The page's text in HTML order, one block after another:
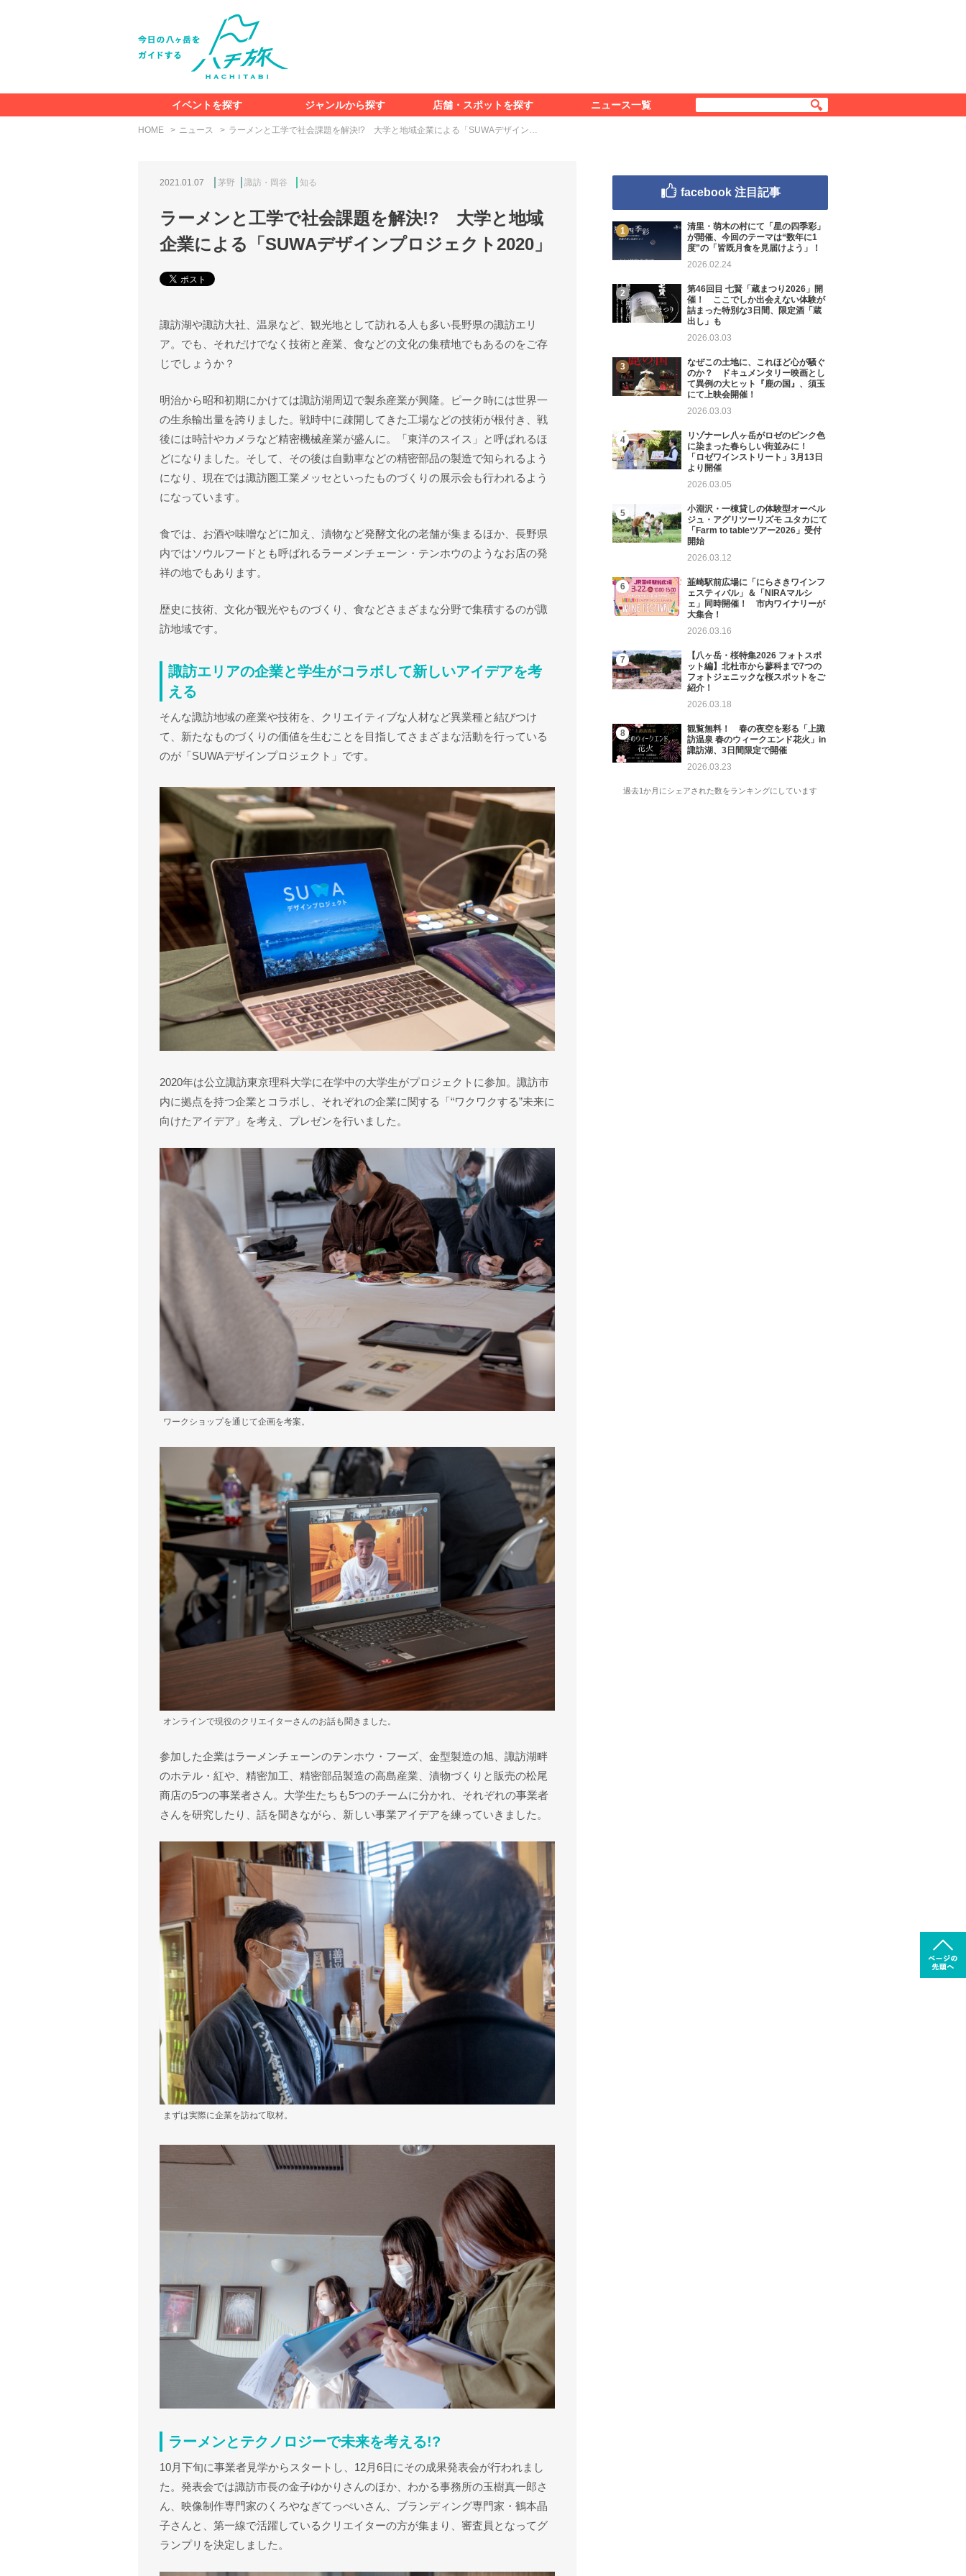
イベントを探す
ジャンルから探す
食べる
見る
知る
遊ぶ
特集＆レポート
店舗・スポットを探す ニュース一覧
HOME ニュース ラーメンと工学で社会課題を解決!? 大学と地域企業による「SUWAデザイン…
2021.01.07 茅野 諏訪・岡谷 知る
ラーメンと工学で社会課題を解決!? 大学と地域
企業による「SUWAデザインプロジェクト2020」
諏訪湖や諏訪大社、温泉など、観光地として訪れる人も多い長野県の諏訪エリ
ア。でも、それだけでなく技術と産業、食などの文化の集積地でもあるのをご存
じでしょうか？
明治から昭和初期にかけては諏訪湖周辺で製糸産業が興隆。ピーク時には世界一
の生糸輸出量を誇りました。戦時中に疎開してきた工場などの技術が根付き、戦
後には時計やカメラなど精密機械産業が盛んに。「東洋のスイス」と呼ばれるほ
どになりました。そして、その後は自動車などの精密部品の製造で知られるよう
になり、現在では諏訪圏工業メッセといったものづくりの展示会も行われるよう
になっています。
食では、お酒や味噌などに加え、漬物など発酵文化の老舗が集まるほか、長野県
内ではソウルフードとも呼ばれるラーメンチェーン・テンホウのようなお店の発
祥の地でもあります。
歴史に技術、文化が観光やものづくり、食などさまざまな分野で集積するのが諏
訪地域です。
諏訪エリアの企業と学生がコラボして新しいアイデアを考
える
そんな諏訪地域の産業や技術を、クリエイティブな人材など異業種と結びつけ
て、新たなものづくりの価値を生むことを目指してさまざまな活動を行っている
のが「SUWAデザインプロジェクト」です。
2020年は公立諏訪東京理科大学に在学中の大学生がプロジェクトに参加。諏訪市
内に拠点を持つ企業とコラボし、それぞれの企業に関する「“ワクワクする”未来に
向けたアイデア」を考え、プレゼンを行いました。
ワークショップを通じて企画を考案。
オンラインで現役のクリエイターさんのお話も聞きました。
参加した企業はラーメンチェーンのテンホウ・フーズ、金型製造の旭、諏訪湖畔
のホテル・紅や、精密加工、精密部品製造の高島産業、漬物づくりと販売の松尾
商店の5つの事業者さん。大学生たちも5つのチームに分かれ、それぞれの事業者
さんを研究したり、話を聞きながら、新しい事業アイデアを練っていきました。
まずは実際に企業を訪ねて取材。
ラーメンとテクノロジーで未来を考える!?
10月下旬に事業者見学からスタートし、12月6日にその成果発表会が行われまし
た。発表会では諏訪市長の金子ゆかりさんのほか、わかる事務所の玉樹真一郎さ
ん、映像制作専門家のくろやなぎてっぺいさん、ブランディング専門家・鶴本晶
子さんと、第一線で活躍しているクリエイターの方が集まり、審査員となってグ
ランプリを決定しました。
facebook 注目記事
清里・萌木の村にて「星の四季彩」
が開催、今回のテーマは“数年に1
度”の「皆既月食を見届けよう」！
2026.02.24
第46回目 七賢「蔵まつり2026」開
催！ ここでしか出会えない体験が
詰まった特別な3日間、限定酒「蔵
出し」も
2026.03.03
なぜこの土地に、これほど心が騒ぐ
のか？ ドキュメンタリー映画とし
て異例の大ヒット『鹿の国』、須玉
にて上映会開催！
2026.03.03
リゾナーレ八ヶ岳がロゼのピンク色
に染まった春らしい街並みに！
「ロゼワインストリート」3月13日
より開催
2026.03.05
小淵沢・一棟貸しの体験型オーベル
ジュ・アグリツーリズモ ユタカにて
「Farm to tableツアー2026」受付
開始
2026.03.12
韮崎駅前広場に「にらさきワインフ
ェスティバル」＆「NIRAマルシ
ェ」同時開催！ 市内ワイナリーが
大集合！
2026.03.16
【八ヶ岳・桜特集2026 フォトスポ
ット編】北杜市から蓼科まで7つの
フォトジェニックな桜スポットをご
紹介！
2026.03.18
観覧無料！ 春の夜空を彩る「上諏
訪温泉 春のウィークエンド花火」in
諏訪湖、3日間限定で開催
2026.03.23
過去1か月にシェアされた数をランキングにしています